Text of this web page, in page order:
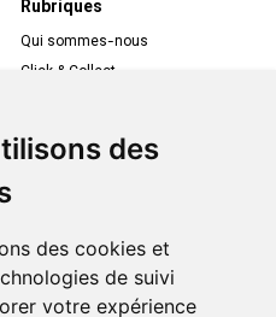
des
des cookies et
de suivi
votre expérience
Rubriques
Qui sommes-nous
Click & Collect
Compte professionnel
Envoi d’ordonnance
Suivez-nous